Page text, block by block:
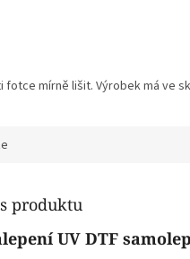
fotce mírně lišit. Výrobek má ve
produktu
UV DTF